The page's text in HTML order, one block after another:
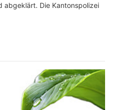
abgeklärt. Die Kantonspolizei